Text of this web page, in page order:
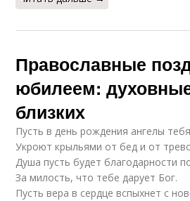
Православные
юбилеем:
близких
Пусть в день рождения ангелы тебя
Укроют крыльями от бед и от
Душа пусть будет благодарности
За милость, что тебе дарует Бог.
Пусть вера в сердце вспыхнет с